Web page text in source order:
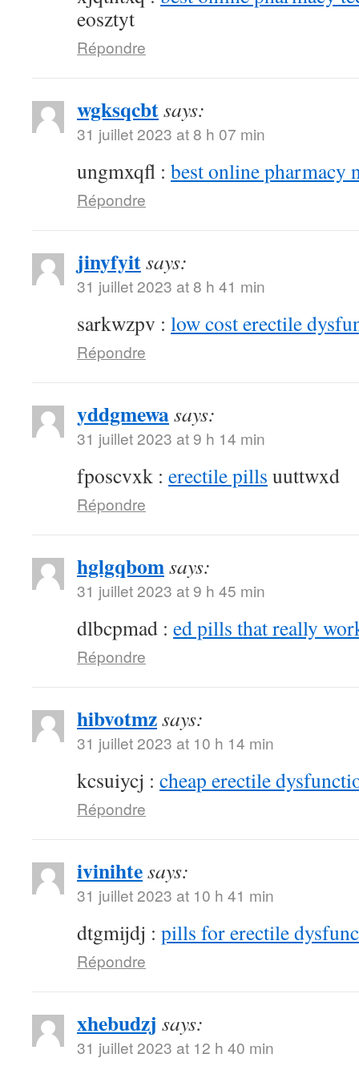
eosztyt
Répondre
wgksqcbtsays:
31 juillet 2023 at 8 h 07 min
ungmxqfl : best online pharmacy
Répondre
jinyfyitsays:
31 juillet 2023 at 8 h 41 min
sarkwzpv : low cost erectile
Répondre
yddgmewasays:
31 juillet 2023 at 9 h 14 min
fposcvxk : erectile pills uuttwxd
Répondre
hglgqbomsays:
31 juillet 2023 at 9 h 45 min
dlbcpmad : ed pills that really
Répondre
hibvotmzsays:
31 juillet 2023 at 10 h 14 min
kcsuiycj : cheap erectile
Répondre
ivinihtesays:
31 juillet 2023 at 10 h 41 min
dtgmijdj : pills for erectile
Répondre
xhebudzj says:
31 juillet 2023 at 12 h 40 min